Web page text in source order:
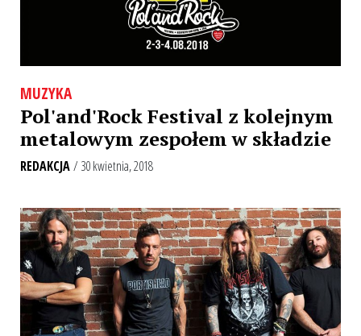
MUZYKA
Pol'and'Rock Festival z kolejnym
metalowym zespołem w składzie
REDAKCJA/ 30 kwietnia, 2018